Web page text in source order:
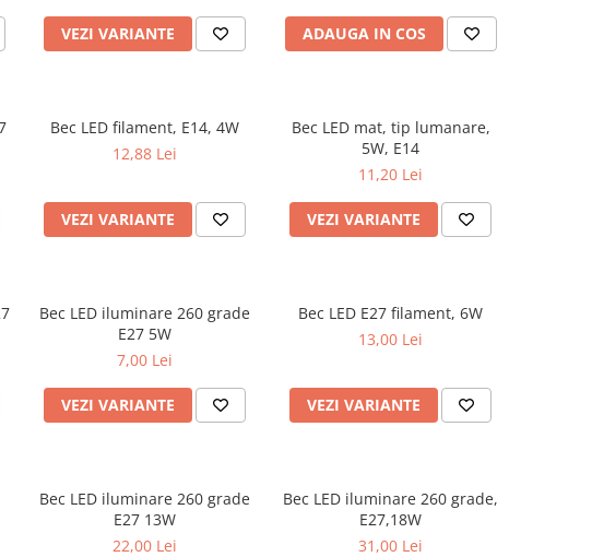
VEZI VARIANTE ADAUGA IN COS
Bec LED filament, E14, 4W
12,88 Lei
VEZI VARIANTE
Bec LED mat, tip lumanare,
5W, E14
11,20 Lei
VEZI VARIANTE
Bec LED iluminare 260 grade
E27 5W
7,00 Lei
VEZI VARIANTE
Bec LED E27 filament, 6W
13,00 Lei
VEZI VARIANTE
Bec LED iluminare 260 grade
E27 13W
22,00 Lei
Bec LED iluminare 260 grade,
E27,18W
31,00 Lei